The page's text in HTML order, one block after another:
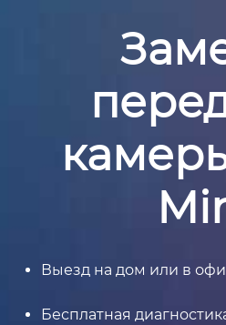
Выезд на дом или в
Бесплатная